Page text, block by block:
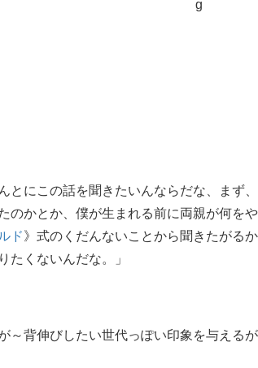
とにこの話を聞きたいんならだな、まず
のかとか、僕が生まれる前に両親が何を
ド》式のくだんないことから聞きたがる
たくないんだな。」
～背伸びしたい世代っぽい印象を与える